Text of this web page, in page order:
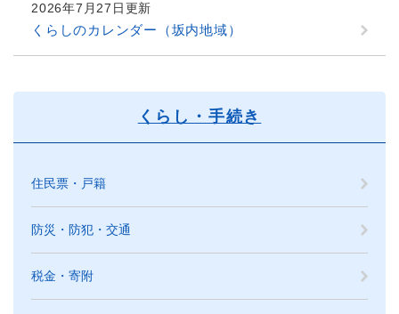
2026年7月27日更新
くらしのカレンダー（坂内地域）
くらし・手続き
住民票・戸籍
防災・防犯・交通
税金・寄附